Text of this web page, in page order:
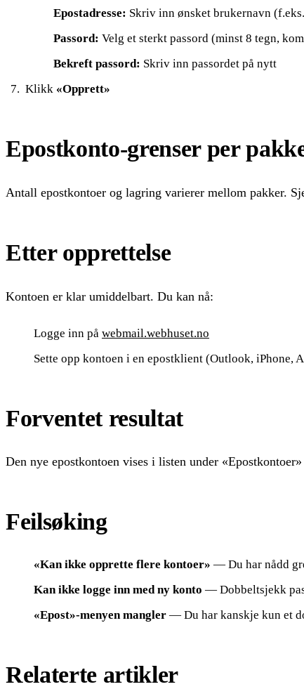
Epostadresse: Skriv inn ønsket brukernavn (f.eks.
Passord: Velg et sterkt passord (minst 8 tegn,
Bekreft passord: Skriv inn passordet på nytt
Klikk «Opprett»
Epostkonto-grenser per
Antall epostkontoer og lagring varierer mellom pakker.
Etter opprettelse
Kontoen er klar umiddelbart. Du kan nå:
Logge inn på webmail.webhuset.no
Sette opp kontoen i en epostklient (Outlook, iPhone,
Forventet resultat
Den nye epostkontoen vises i listen under
Feilsøking
«Kan ikke opprette flere kontoer» — Du har nådd
Kan ikke logge inn med ny konto — Dobbeltsjekk
«Epost»-menyen mangler — Du har kanskje kun et
Relaterte artikler